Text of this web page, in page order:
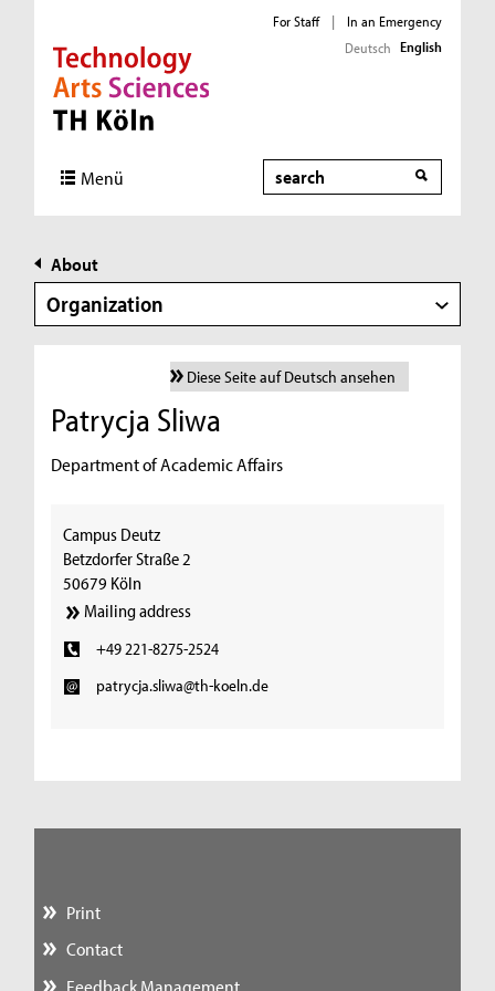
Direkt zur Hauptnavigation
Direkt zur Subnavigation
Direkt zum Inhalt
Direkt zum Fußbereich
For Staff |
In an Emergency
Deutsch English
Menü Search
About
Organization
Diese Seite auf Deutsch ansehen
Patrycja Sliwa
Department of Academic Affairs
Campus Deutz
Betzdorfer Straße 2
50679 Köln
Mailing address
+49 221-8275-2524
patrycja.sliwa@th-koeln.de
Print
Contact
Feedback Management